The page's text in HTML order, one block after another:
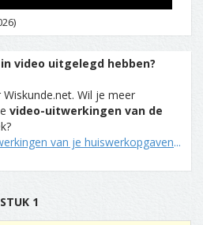
video uitgelegd hebben?
Wil je meer
video-uitwerkingen van de
van je huiswerkopgaven...
1